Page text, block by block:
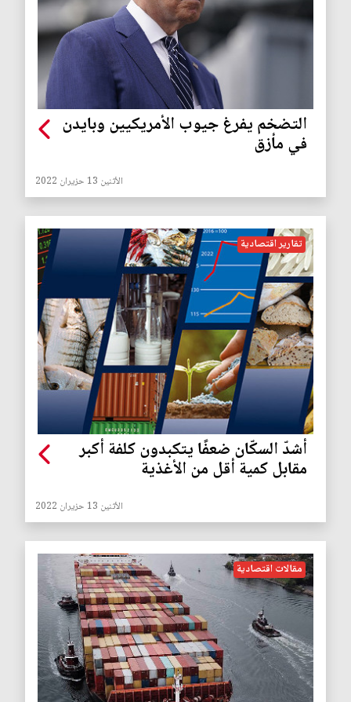
التضخم يفرغ جيوب الأمريكيين وبايدن
في مأزق
الأثنين 13 حزيران 2022
تقارير اقتصادية
أشدّ السكّان ضعفًا يتكبدون كلفة أكبر
مقابل كمية أقل من الأغذية
الأثنين 13 حزيران 2022
مقالات اقتصادية